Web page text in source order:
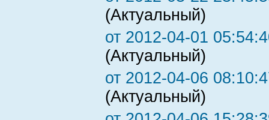
(Актуальный)
от 2012-04-01
(Актуальный)
от 2012-04-06
(Актуальный)